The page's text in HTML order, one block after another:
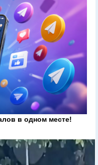
в одном месте!